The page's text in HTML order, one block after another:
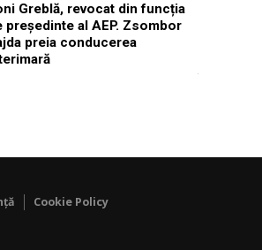
Greblă, revocat din funcția
președinte al AEP. Zsombor
preia conducerea
Cookie Policy